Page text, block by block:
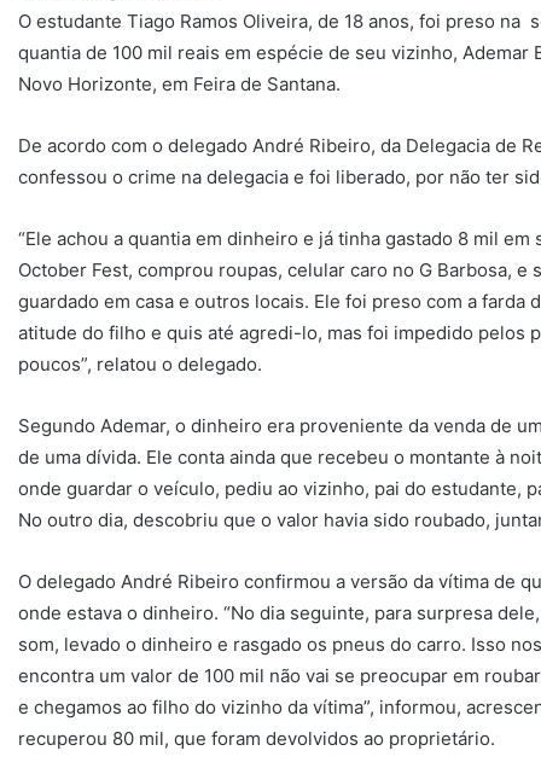
O estudante Tiago Ramos Oliveira, de 18 anos, foi preso
quantia de 100 mil reais em espécie de seu vizinho, Ademar
Novo Horizonte, em Feira de Santana.
De acordo com o delegado André Ribeiro, da Delegacia de
confessou o crime na delegacia e foi liberado, por não ter
“Ele achou a quantia em dinheiro e já tinha gastado 8 mil
October Fest, comprou roupas, celular caro no G Barbosa,
guardado em casa e outros locais. Ele foi preso com a farda
atitude do filho e quis até agredi-lo, mas foi impedido pelos
poucos”, relatou o delegado.
Segundo Ademar, o dinheiro era proveniente da venda de
de uma dívida. Ele conta ainda que recebeu o montante à
onde guardar o veículo, pediu ao vizinho, pai do estudante,
No outro dia, descobriu que o valor havia sido roubado,
O delegado André Ribeiro confirmou a versão da vítima de
onde estava o dinheiro. “No dia seguinte, para surpresa
som, levado o dinheiro e rasgado os pneus do carro. Isso
encontra um valor de 100 mil não vai se preocupar em
e chegamos ao filho do vizinho da vítima”, informou,
recuperou 80 mil, que foram devolvidos ao proprietário.